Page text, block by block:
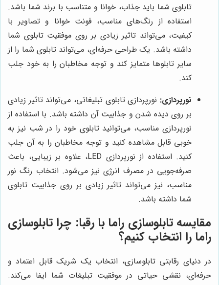
تابلوی شما باید جذاب، خوانا و متناسب با برند شما باشد.
استفاده از رنگ‌های مناسب، فونت خوانا و تصاویر با
کیفیت، می‌تواند تاثیر زیادی بر روی موفقیت تابلوی شما
داشته باشد. یک طراحی حرفه‌ای، می‌تواند تابلوی شما را از
سایر تابلوها متمایز کند و توجه مخاطبان را به خود جلب
کند.
نورپردازی: نورپردازی تابلوی تبلیغاتی، می‌تواند تاثیر زیادی
بر روی دیده شدن و جذابیت آن داشته باشد. با استفاده از
نورپردازی مناسب، می‌توانید تابلوی خود را در شب نیز به
خوبی قابل مشاهده کنید و توجه مخاطبان را به آن جلب
کنید. استفاده از نورپردازی LED، علاوه بر زیبایی، باعث
صرفه‌جویی در مصرف انرژی نیز می‌شود. انتخاب رنگ نور
مناسب، نیز می‌تواند تاثیر زیادی بر روی جذابیت تابلوی
شما داشته باشد.
مقایسه تابلوسازی راما با رقبا: چرا تابلوسازی
راما را انتخاب کنیم؟
در دنیای رقابتی تابلوسازی، انتخاب یک شریک قابل اعتماد و
حرفه‌ای، نقشی حیاتی در موفقیت تبلیغات شما ایفا می‌کند.